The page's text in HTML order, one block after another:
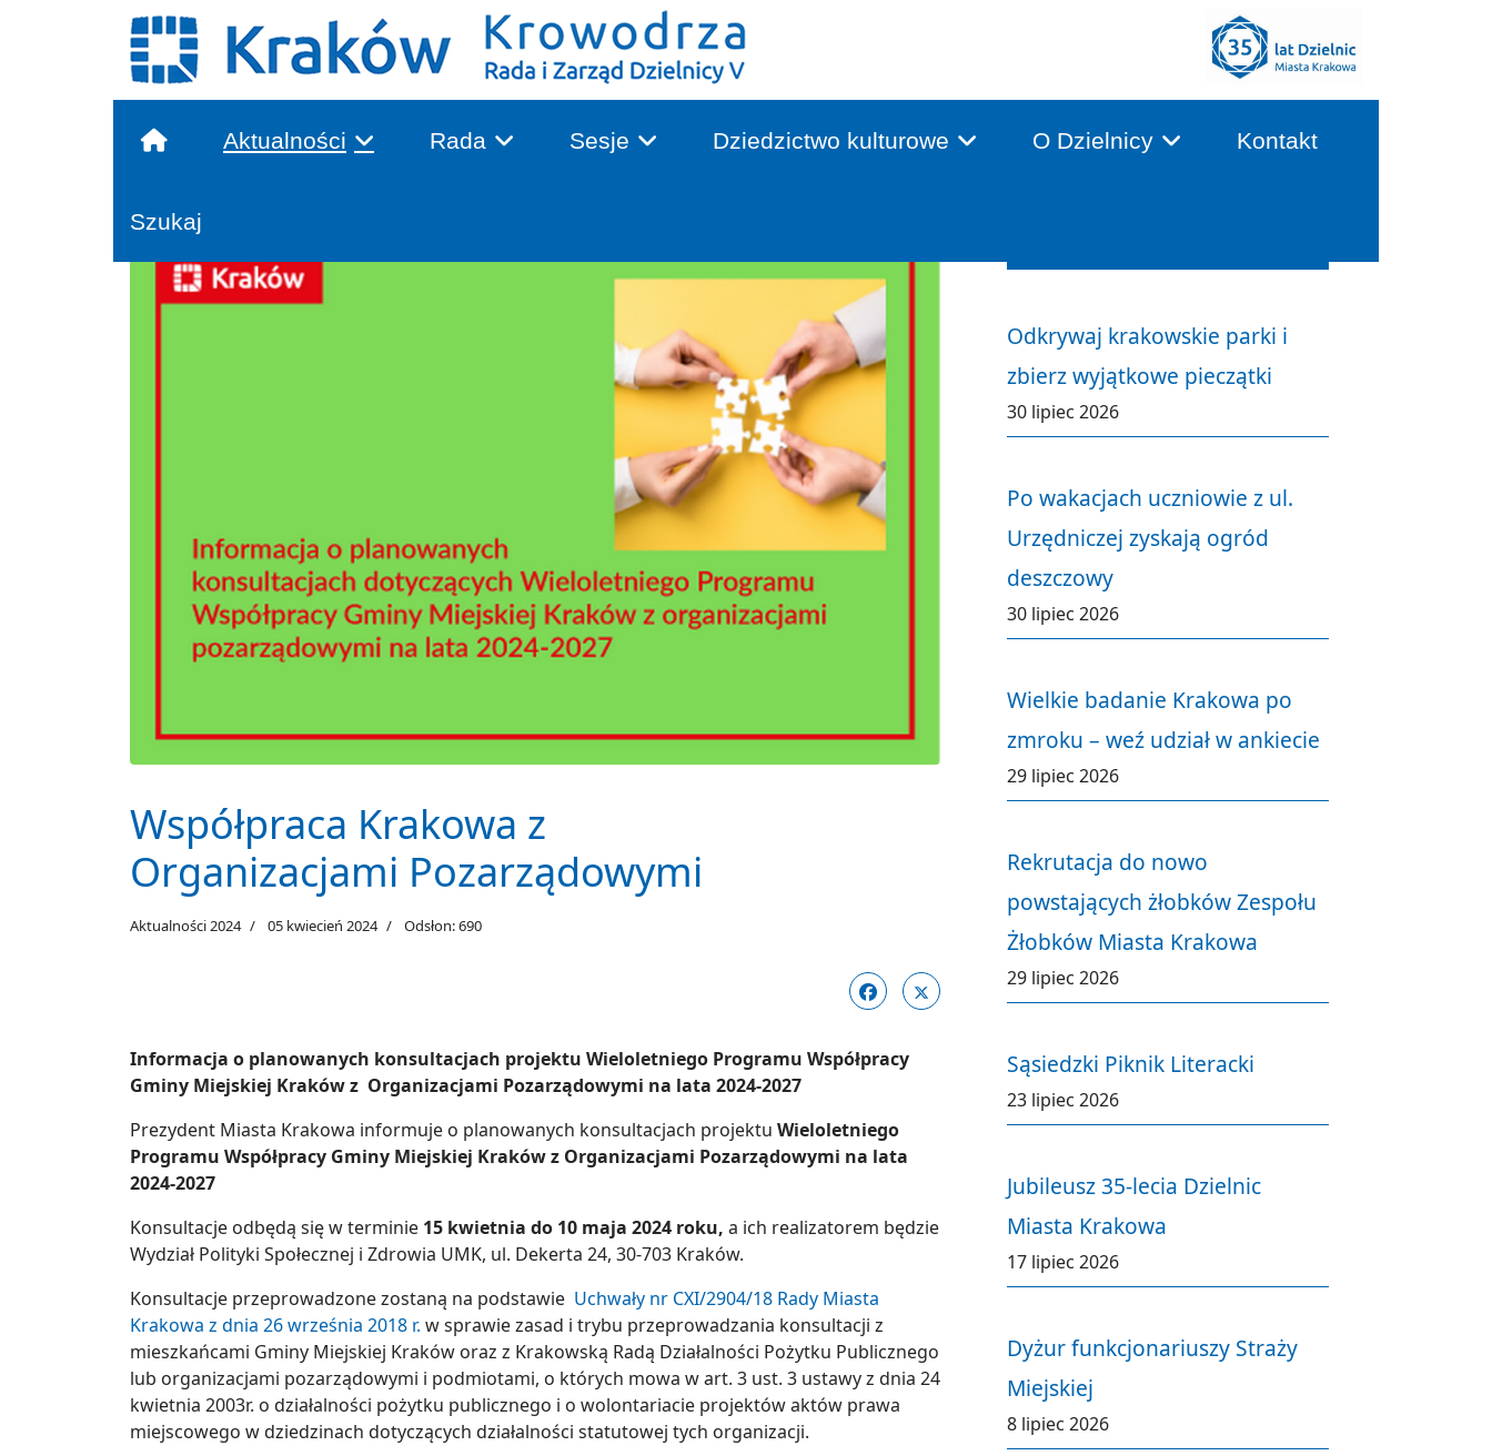
Aktualności Rada Sesje Dziedzictwo kulturowe O Dzielnicy Kontakt
Szukaj
Głowna treść
Współpraca Krakowa z
Organizacjami Pozarządowymi
Aktualności 2024 05 kwiecień 2024 Odsłon: 690
Informacja o planowanych konsultacjach projektu Wieloletniego Programu Współpracy
Gminy Miejskiej Kraków z Organizacjami Pozarządowymi na lata 2024-2027
Prezydent Miasta Krakowa informuje o planowanych konsultacjach projektu Wieloletniego
Programu Współpracy Gminy Miejskiej Kraków z Organizacjami Pozarządowymi na lata
2024-2027
Konsultacje odbędą się w terminie 15 kwietnia do 10 maja 2024 roku, a ich realizatorem będzie
Wydział Polityki Społecznej i Zdrowia UMK, ul. Dekerta 24, 30-703 Kraków.
Konsultacje przeprowadzone zostaną na podstawie Uchwały nr CXI/2904/18 Rady Miasta
Krakowa z dnia 26 września 2018 r. w sprawie zasad i trybu przeprowadzania konsultacji z
mieszkańcami Gminy Miejskiej Kraków oraz z Krakowską Radą Działalności Pożytku Publicznego
lub organizacjami pozarządowymi i podmiotami, o których mowa w art. 3 ust. 3 ustawy z dnia 24
kwietnia 2003r. o działalności pożytku publicznego i o wolontariacie projektów aktów prawa
miejscowego w dziedzinach dotyczących działalności statutowej tych organizacji.
Odkrywaj krakowskie parki i
zbierz wyjątkowe pieczątki
30 lipiec 2026
Po wakacjach uczniowie z ul.
Urzędniczej zyskają ogród
deszczowy
30 lipiec 2026
Wielkie badanie Krakowa po
zmroku – weź udział w ankiecie
29 lipiec 2026
Rekrutacja do nowo
powstających żłobków Zespołu
Żłobków Miasta Krakowa
29 lipiec 2026
Sąsiedzki Piknik Literacki
23 lipiec 2026
Jubileusz 35-lecia Dzielnic
Miasta Krakowa
17 lipiec 2026
Dyżur funkcjonariuszy Straży
Miejskiej
8 lipiec 2026